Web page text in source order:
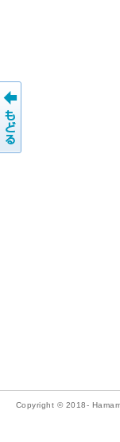
Copyright © 2018-